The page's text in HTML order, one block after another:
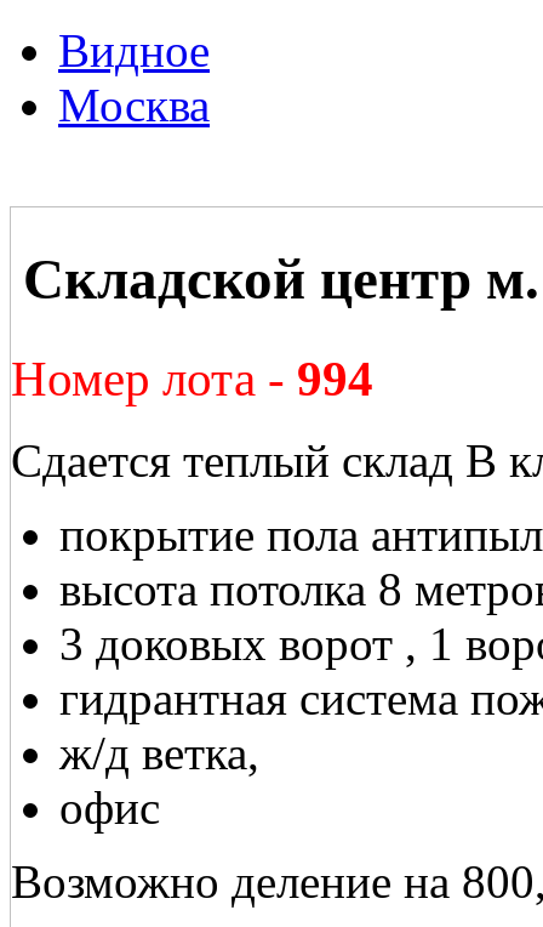
Видное
Москва
Складской центр
Номер лота - 994
Сдается теплый склад В
покрытие пола
высота потолка 8
3 доковых ворот , 1
гидрантная система
ж/д ветка,
офис
Возможно деление на